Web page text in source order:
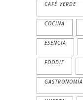
CAFÉ VERDE
COCINA
ESENCIA
FOODIE
GASTRONOMÍA